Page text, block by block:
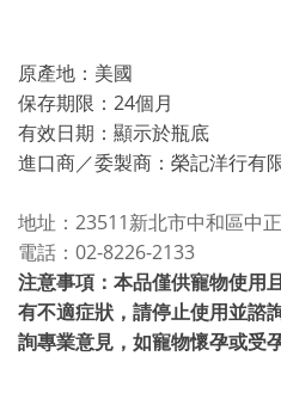
原產地：美國
保存期限：24個月
有效日期：顯示於瓶底
進口商／委製商：榮記洋行有
地址：23511新北市中和區中
電話：02-8226-2133
注意事項：本品僅供寵物使用
有不適症狀，請停止使用並諮
詢專業意見，如寵物懷孕或受